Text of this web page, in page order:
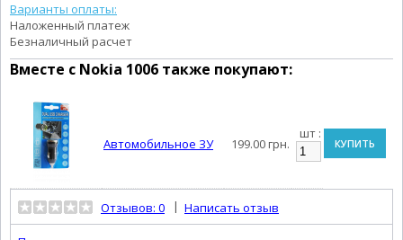
Варианты оплаты:
Наложенный платеж
Безналичный расчет
Вместе с Nokia 1006 также покупают:
Автомобильное ЗУ 199.00 грн.
шт :
КУПИТЬ
Отзывов: 0 | Написать отзыв